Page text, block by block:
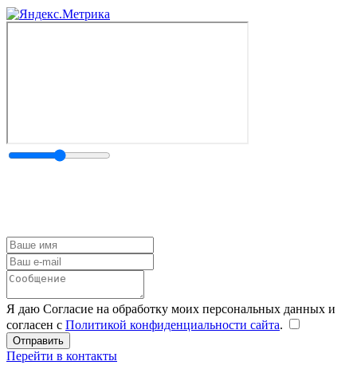
Я даю Согласие на обработку моих персональных данных и
согласен с Политикой конфиденциальности сайта.
Перейти в контакты